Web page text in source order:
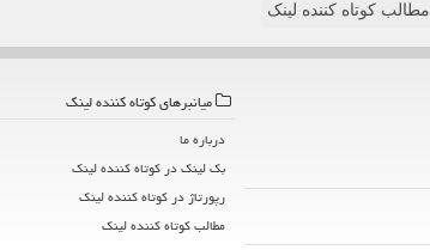
مطالب کوتاه کننده لینک
میانبرهای كوتاه كننده لینك
درباره ما
بک لینک در كوتاه كننده لینك
رپورتاژ در كوتاه كننده لینك
مطالب كوتاه كننده لینك